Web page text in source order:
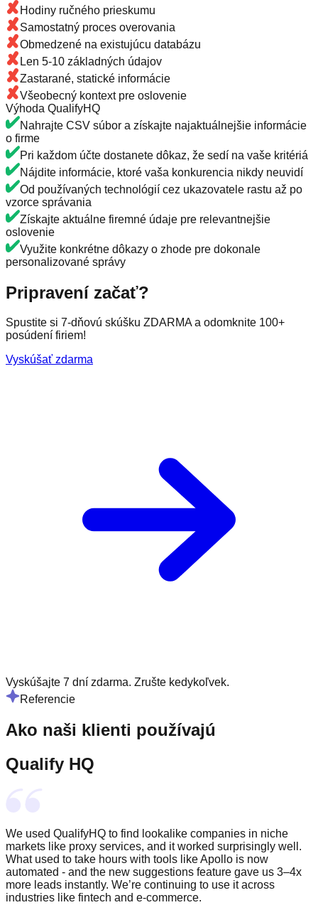
Hodiny ručného prieskumu
Samostatný proces overovania
Obmedzené na existujúcu databázu
Len 5-10 základných údajov
Zastarané, statické informácie
Všeobecný kontext pre oslovenie
Výhoda QualifyHQ
Nahrajte CSV súbor a získajte najaktuálnejšie informácie
o firme
Pri každom účte dostanete dôkaz, že sedí na vaše kritériá
Nájdite informácie, ktoré vaša konkurencia nikdy neuvidí
Od používaných technológií cez ukazovatele rastu až po
vzorce správania
Získajte aktuálne firemné údaje pre relevantnejšie
oslovenie
Využite konkrétne dôkazy o zhode pre dokonale
personalizované správy
Pripravení začať?
Spustite si 7-dňovú skúšku ZDARMA a odomknite 100+
posúdení firiem!
Vyskúšať zdarma
Vyskúšajte 7 dní zdarma. Zrušte kedykoľvek.
Referencie
Ako naši klienti používajú
Qualify HQ
We used QualifyHQ to find lookalike companies in niche
markets like proxy services, and it worked surprisingly well.
What used to take hours with tools like Apollo is now
automated - and the new suggestions feature gave us 3–4x
more leads instantly. We’re continuing to use it across
industries like fintech and e-commerce.